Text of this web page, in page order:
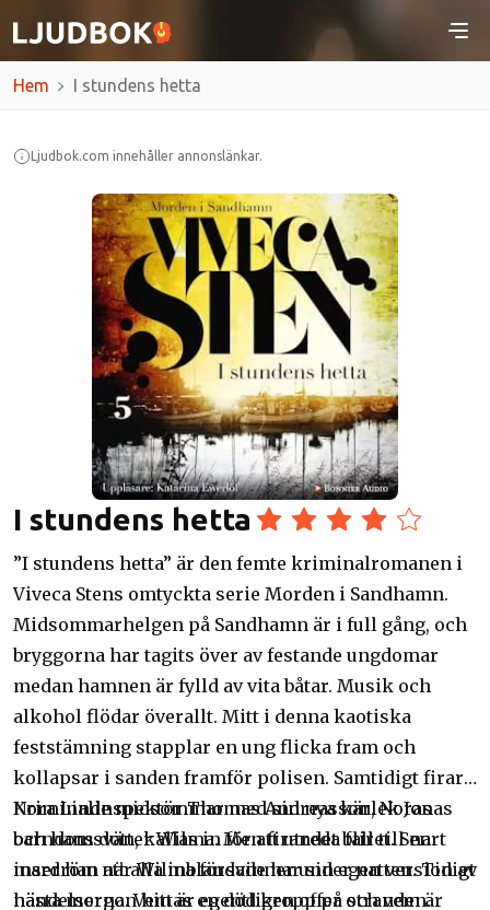
Hem I stundens hetta
Ljudbok.com innehåller annonslänkar.
I stundens hetta
”I stundens hetta” är den femte kriminalromanen i
Viveca Stens omtyckta serie Morden i Sandhamn.
Midsommarhelgen på Sandhamn är i full gång, och
bryggorna har tagits över av festande ungdomar
medan hamnen är fylld av vita båtar. Musik och
alkohol flödar överallt. Mitt i denna kaotiska
feststämning stapplar en ung flicka fram och
kollapsar i sanden framför polisen. Samtidigt firar
Nora Linde midsommar med sin nya kärlek Jonas
och hans dotter Wilma. Men firandet blir till en
mardröm när Wilma försvinner under natten. Tidigt
nästa morgon hittas en död kropp på stranden.
Kriminalinspektör Thomas Andreasson, Noras
barndomsvän, kallas in för att utreda fallet. Snart
inser han att alla inblandade har sin egen version av
händelserna. Vem är egentligen offer och vem är